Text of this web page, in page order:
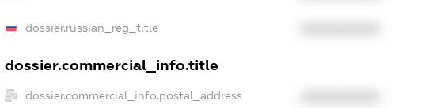
dossier.russian_reg_title
dossier.commercial_info.title
dossier.commercial_info.postal_address